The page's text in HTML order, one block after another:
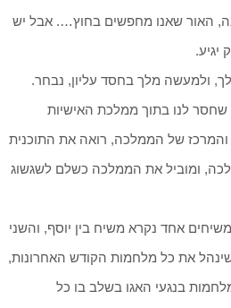
האור שאנו מחפשים בחוץ…. אבל יש
יגיע.
ולמעשה מלך בחסד עליון, נבחר.
לנו בתוך ממלכת האישיות
של הממלכה, רואה את התוכנית
ומוביל את הממלכה כשלם לשגשוג
אחד נקרא משיח בין יוסף, והשני
שינהל את כל מלחמות הקודש האחרונות,
בנגעי האגו בשלב בו כל